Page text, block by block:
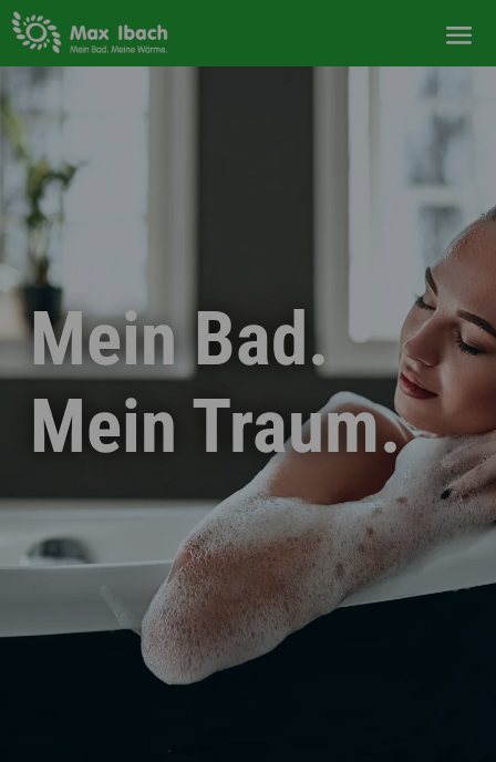
Mein Bad.
Mein Traum.